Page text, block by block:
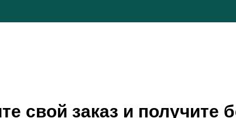
свой заказ и получите